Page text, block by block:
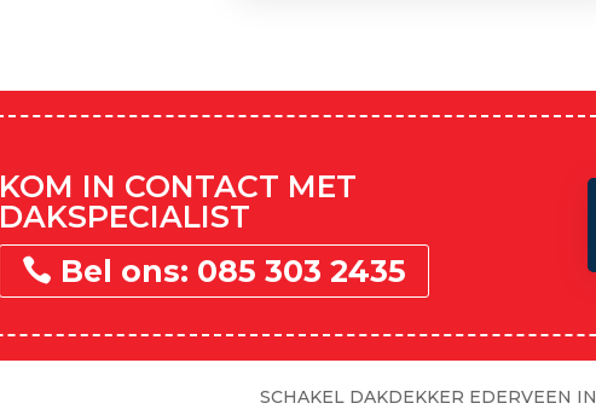
KOM IN CONTACT MET
DAKSPECIALIST
Bel ons: 085 303 2435
SCHAKEL DAKDEKKER EDERVEEN IN